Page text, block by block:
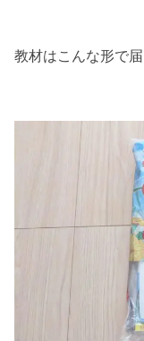
教材はこんな形で